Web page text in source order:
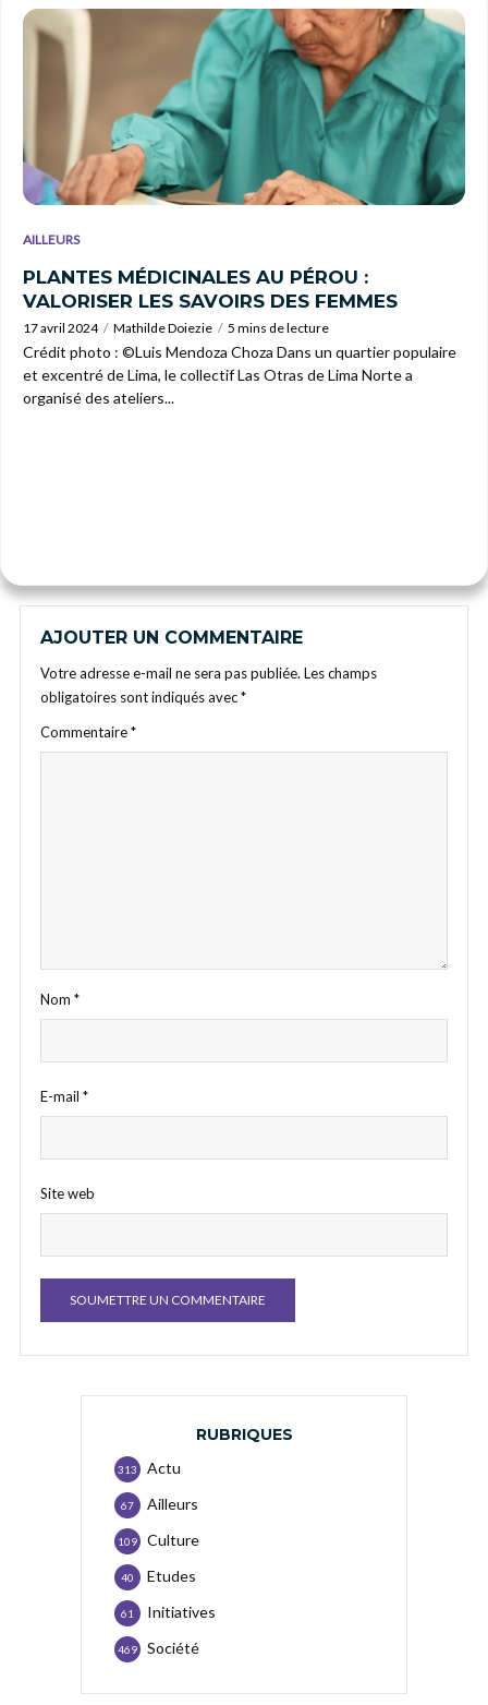
AILLEURS
PLANTES MÉDICINALES AU PÉROU :
VALORISER LES SAVOIRS DES FEMMES
17 avril 2024 Mathilde Doiezie 5 mins de lecture
Crédit photo : ©Luis Mendoza Choza Dans un quartier populaire
et excentré de Lima, le collectif Las Otras de Lima Norte a
organisé des ateliers...
AJOUTER UN COMMENTAIRE
Votre adresse e-mail ne sera pas publiée. Les champs
obligatoires sont indiqués avec*
Commentaire*
Nom *
E-mail *
Site web
RUBRIQUES
Actu
313
Ailleurs
67
Culture
109
Etudes
40
Initiatives
61
Société
469